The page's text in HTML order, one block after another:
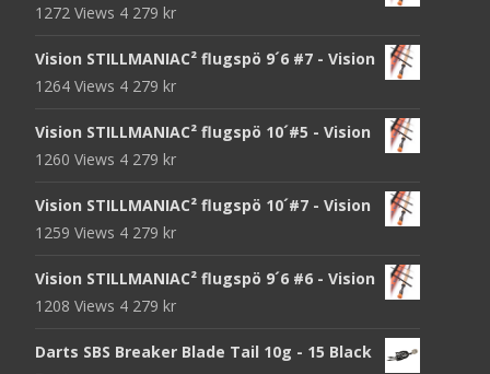
1272 Views 4 279 kr
Vision STILLMANIAC² flugspö 9´6 #7 - Vision
1264 Views 4 279 kr
Vision STILLMANIAC² flugspö 10´#5 - Vision
1260 Views 4 279 kr
Vision STILLMANIAC² flugspö 10´#7 - Vision
1259 Views 4 279 kr
Vision STILLMANIAC² flugspö 9´6 #6 - Vision
1208 Views 4 279 kr
Darts SBS Breaker Blade Tail 10g - 15 Black